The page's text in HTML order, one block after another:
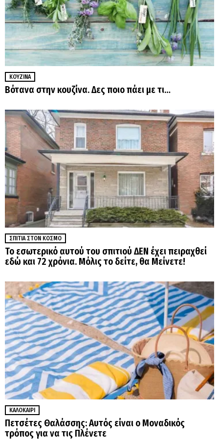
ΚΟΥΖΊΝΑ
Βότανα στην κουζίνα. Δες ποιο πάει με τι…
ΣΠΊΤΙΑ ΣΤΟΝ ΚΌΣΜΟ
Το εσωτερικό αυτού του σπιτιού ΔΕΝ έχει πειραχθεί
εδώ και 72 χρόνια. Μόλις το δείτε, θα Μείνετε!
ΚΑΛΟΚΑΊΡΙ
Πετσέτες Θαλάσσης: Αυτός είναι ο Μοναδικός
τρόπος για να τις Πλένετε